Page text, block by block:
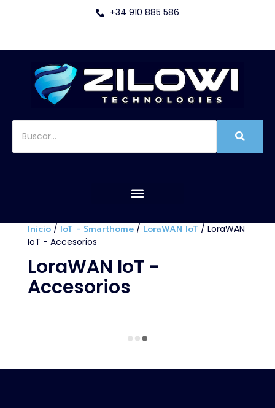
+34 910 885 586
Inicio/ IoT - Smarthome/ LoraWAN IoT / LoraWAN
IoT - Accesorios
LoraWAN IoT -
Accesorios